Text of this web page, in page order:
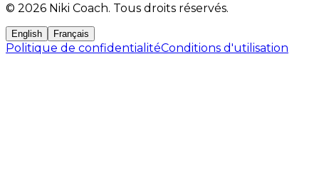
© 2026 Niki Coach. Tous droits réservés.
English Français
Politique de confidentialitéConditions d'utilisation